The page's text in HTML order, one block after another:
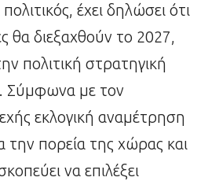
έχει δηλώσει ότι
θα διεξαχθούν το 2027,
πολιτική στρατηγική
Σύμφωνα με τον
εκλογική αναμέτρηση
την πορεία της χώρας και
να επιλέξει